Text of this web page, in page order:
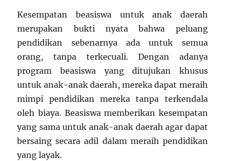
Kesempatan beasiswa untuk anak daerah
merupakan bukti nyata bahwa peluang
pendidikan sebenarnya ada untuk semua
orang, tanpa terkecuali. Dengan adanya
program beasiswa yang ditujukan khusus
untuk anak-anak daerah, mereka dapat meraih
mimpi pendidikan mereka tanpa terkendala
oleh biaya. Beasiswa memberikan kesempatan
yang sama untuk anak-anak daerah agar dapat
bersaing secara adil dalam meraih pendidikan
yang layak.